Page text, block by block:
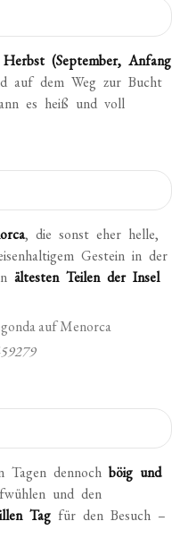
(September, Anfang
auf dem Weg zur Bucht
es heiß und voll
, die sonst eher helle,
Gestein in der
ältesten Teilen der Insel
Tagen dennochböig und
und den
Tag für den Besuch –